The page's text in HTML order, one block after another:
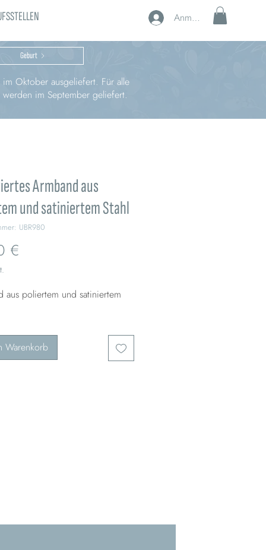
Anmelden
Geburt
Oktober ausgeliefert. Für alle
im September geliefert.
Armband aus
und satiniertem Stahl
UBR980
€
aus poliertem und satiniertem
Warenkorb